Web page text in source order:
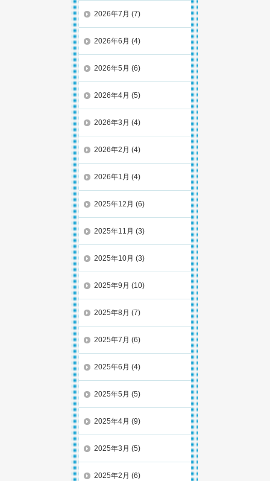
2026年7月 (7)
2026年6月 (4)
2026年5月 (6)
2026年4月 (5)
2026年3月 (4)
2026年2月 (4)
2026年1月 (4)
2025年12月 (6)
2025年11月 (3)
2025年10月 (3)
2025年9月 (10)
2025年8月 (7)
2025年7月 (6)
2025年6月 (4)
2025年5月 (5)
2025年4月 (9)
2025年3月 (5)
2025年2月 (6)